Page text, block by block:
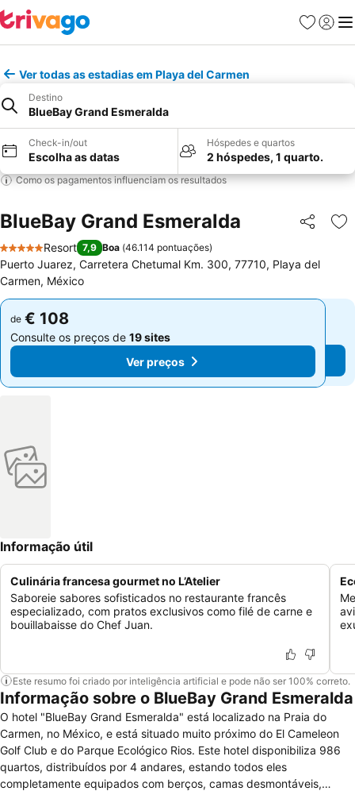
Favoritos
Iniciar
Ver todas as estadias em Playa del Carmen
Destino
BlueBay Grand Esmeralda
Check-in/out
Escolha as datas
Hóspedes e quartos
2 hóspedes, 1 quarto.
Como os pagamentos influenciam os resultados
BlueBay Grand Esmeralda Partilhar
5 Estrelas
Resort 7,9 Boa (46.114 pontuações)
Puerto Juarez, Carretera Chetumal Km. 300, 77710, Playa del
Carmen, México
de € 108
Consulte os preços de 19 sites
Ver preços
de € 108
Consulte os preços de 19 sites
Ver preços
Informação útil
Culinária francesa gourmet no L’Atelier
Saboreie sabores sofisticados no restaurante francês
especializado, com pratos exclusivos como filé de carne e
bouillabaisse do Chef Juan.
Este resumo foi criado por inteligência artificial e pode não ser 100% correto.
Informação sobre o BlueBay Grand Esmeralda
O hotel "BlueBay Grand Esmeralda" está localizado na Praia do
Carmen, no México, e está situado muito próximo do El Cameleon
Golf Club e do Parque Ecológico Rios. Este hotel disponibiliza 986
quartos, distribuídos por 4 andares, estando todos eles
completamente equipados com berços, camas desmontáveis,